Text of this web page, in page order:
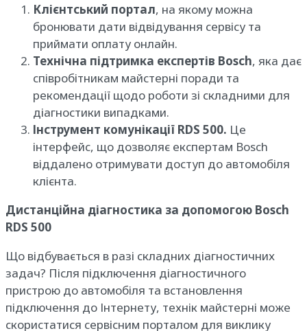
Клієнтський портал, на якому можна
бронювати дати відвідування сервісу та
приймати оплату онлайн.
Технічна підтримка експертів Bosch, яка дає
співробітникам майстерні поради та
рекомендації щодо роботи зі складними для
діагностики випадками.
Інструмент комунікації RDS 500. Це
інтерфейс, що дозволяє експертам Bosch
віддалено отримувати доступ до автомобіля
клієнта.
Дистанційна діагностика за допомогою Bosch
RDS 500
Що відбувається в разі складних діагностичних
задач? Після підключення діагностичного
пристрою до автомобіля та встановлення
підключення до Інтернету, технік майстерні може
скористатися сервісним порталом для виклику